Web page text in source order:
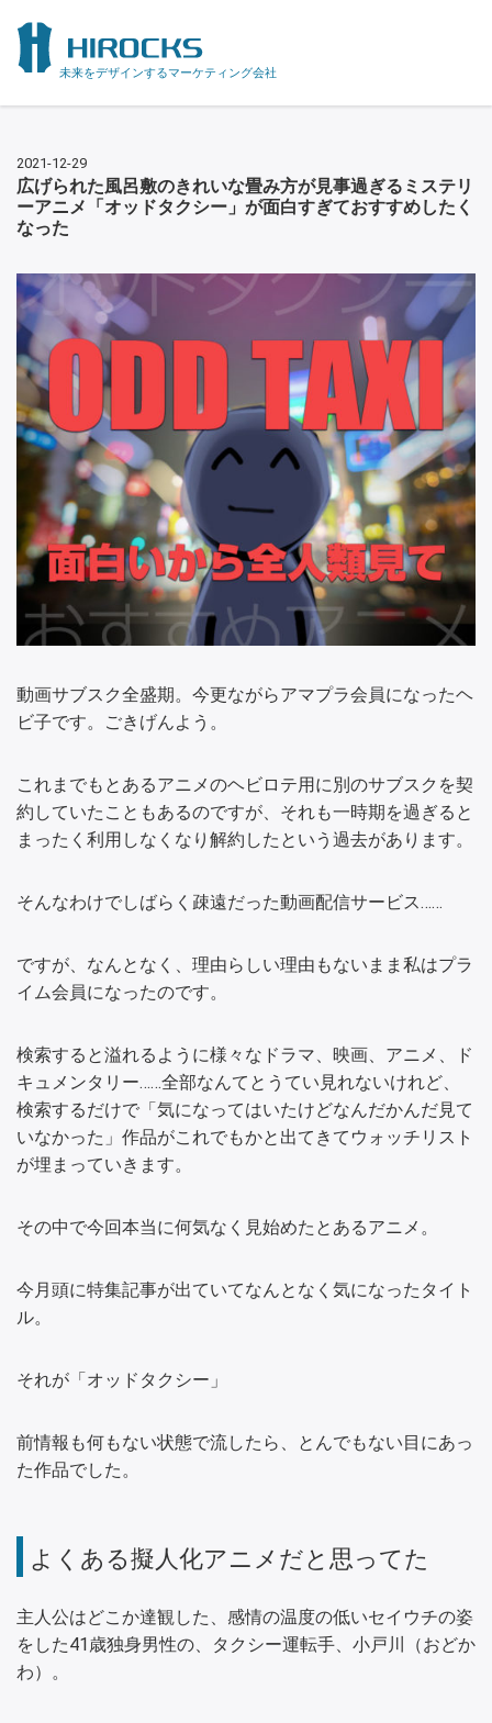
未来をデザインするマーケティング会社
2021-12-29
広げられた風呂敷のきれいな畳み方が見事過ぎるミステリ
ーアニメ「オッドタクシー」が面白すぎておすすめしたく
なった
動画サブスク全盛期。今更ながらアマプラ会員になったヘ
ビ子です。ごきげんよう。
これまでもとあるアニメのヘビロテ用に別のサブスクを契
約していたこともあるのですが、それも一時期を過ぎると
まったく利用しなくなり解約したという過去があります。
そんなわけでしばらく疎遠だった動画配信サービス……
ですが、なんとなく、理由らしい理由もないまま私はプラ
イム会員になったのです。
検索すると溢れるように様々なドラマ、映画、アニメ、ド
キュメンタリー……全部なんてとうてい見れないけれど、
検索するだけで「気になってはいたけどなんだかんだ見て
いなかった」作品がこれでもかと出てきてウォッチリスト
が埋まっていきます。
その中で今回本当に何気なく見始めたとあるアニメ。
今月頭に特集記事が出ていてなんとなく気になったタイト
ル。
それが「オッドタクシー」
前情報も何もない状態で流したら、とんでもない目にあっ
た作品でした。
よくある擬人化アニメだと思ってた
主人公はどこか達観した、感情の温度の低いセイウチの姿
をした41歳独身男性の、タクシー運転手、小戸川（おどか
わ）。